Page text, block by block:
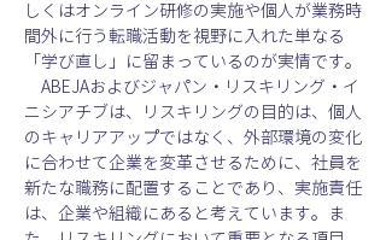
しくはオンライン研修の実施や個人が業務時
間外に行う転職活動を視野に入れた単なる
「学び直し」に留まっているのが実情です。
ABEJAおよびジャパン・リスキリング・イ
ニシアチブは、リスキリングの目的は、個人
のキャリアアップではなく、外部環境の変化
に合わせて企業を変革させるために、社員を
新たな職務に配置することであり、実施責任
は、企業や組織にあると考えています。ま